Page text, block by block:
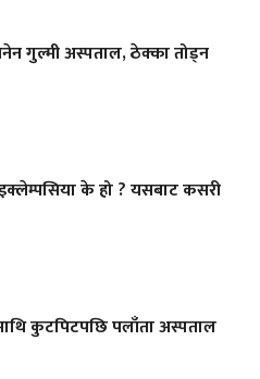
गुल्मी अस्पताल, ठेक्का तोड्न
के हो ? यसबाट कसरी
कुटपिटपछि पलाँता अस्पताल